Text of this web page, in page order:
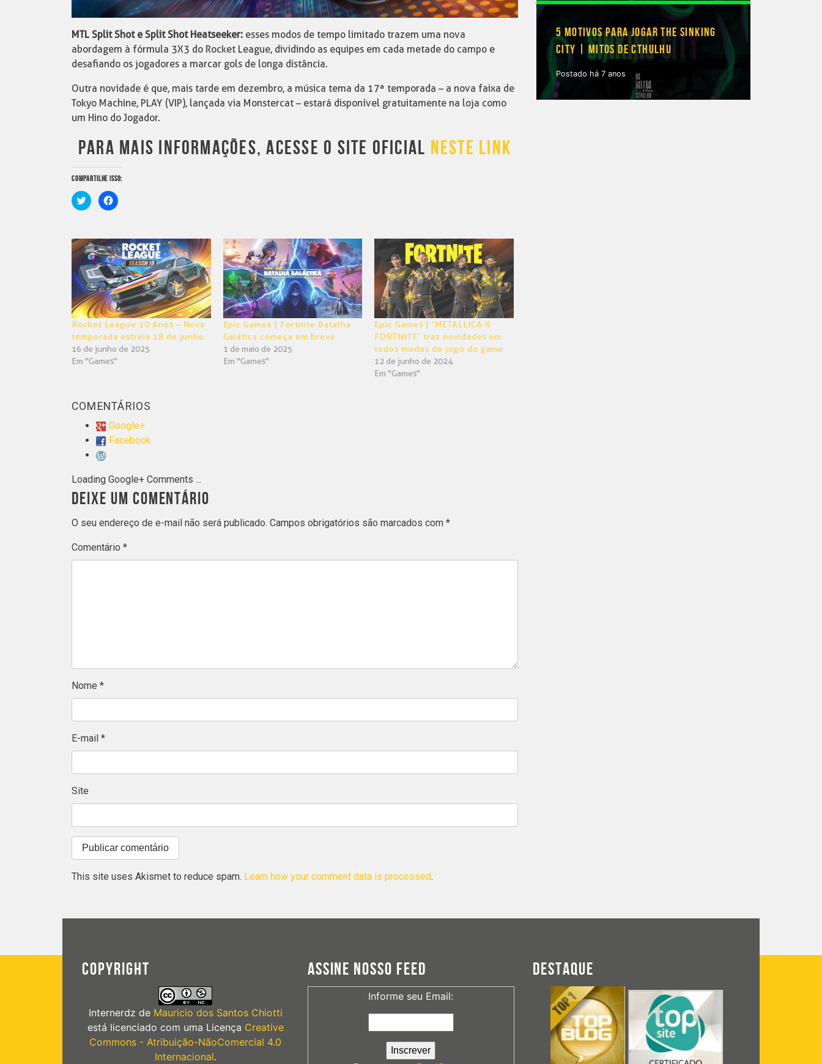
MTL Split Shot e Split Shot Heatseeker: esses modos de tempo limitado trazem uma nova
abordagem à fórmula 3X3 do Rocket League, dividindo as equipes em cada metade do campo e
desafiando os jogadores a marcar gols de longa distância.
Outra novidade é que, mais tarde em dezembro, a música tema da 17ª temporada – a nova faixa de
Tokyo Machine, PLAY (VIP), lançada via Monstercat – estará disponível gratuitamente na loja como
um Hino do Jogador.
PARA MAIS INFORMAÇÕES, ACESSE O SITE OFICIAL NESTE LINK
COMPARTILHE ISSO:
Clique
para
em
nova
janela)
Clique
para
em
nova
janela)
Rocket League 10 Anos – Nova
temporada estreia 18 de junho
16 de junho de 2025
Em "Games"
Epic Games | Fortnite Batalha
Galática começa em breve
1 de maio de 2025
Em "Games"
Epic Games | ‘METALLICA X
FORTNITE’ traz novidades em
todos modos de jogo do game
12 de junho de 2024
Em "Games"
COMENTÁRIOS
Google+
Facebook
Loading Google+ Comments ...
DEIXE UM COMENTÁRIO
O seu endereço de e-mail não será publicado. Campos obrigatórios são marcados com *
Comentário *
Nome *
E-mail *
Site
This site uses Akismet to reduce spam. Learn how your comment data is processed.
5 MOTIVOS PARA JOGAR THE SINKING
CITY | MITOS DE CTHULHU
Postado há 7 anos
COPYRIGHT
Internerdz de Mauricio dos Santos Chiotti
está licenciado com uma Licença Creative
Commons - Atribuição-NãoComercial 4.0
Internacional.
ASSINE NOSSO FEED
Informe seu Email:
DESTAQUE